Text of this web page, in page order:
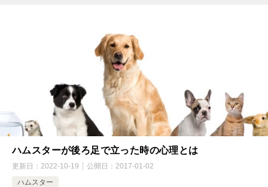
ハムスターが後ろ足で立った時の心理とは
更新日： 2022-10-19 公開日： 2017-01-02
ハムスター